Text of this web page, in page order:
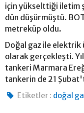
için yükselttiği iletim
dün düşürmüştü.
metreküp oldu.
Doğal gaz ile elektrik
olarak gerçekleşti.
tankeri Marmara
tankerin de 21
Etiketler : doğal